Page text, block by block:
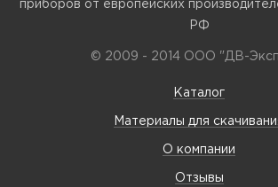
приборов от европейских
РФ
© 2009 - 2014 ООО "ДВ-
Каталог
Материалы для
О компании
Отзывы